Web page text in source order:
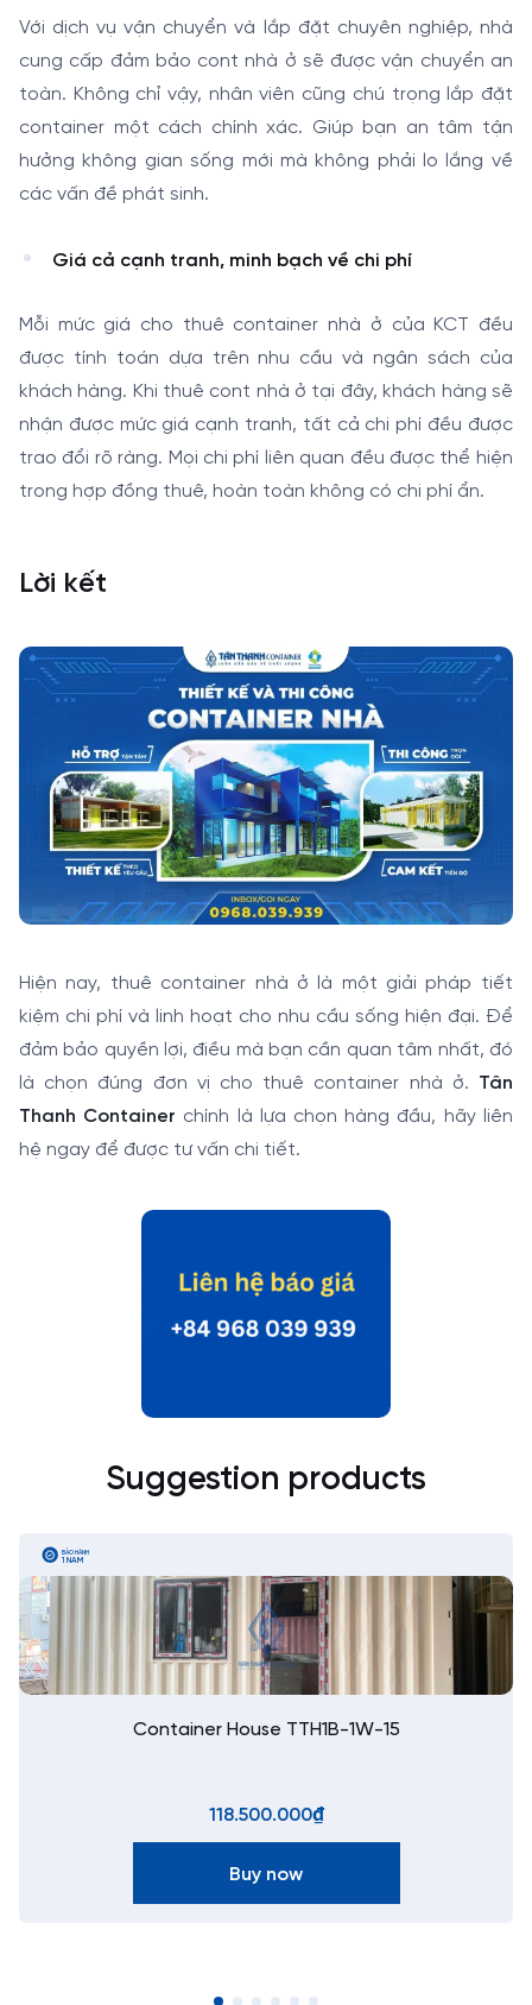
Với dịch vụ vận chuyển và lắp đặt chuyên nghiệp, nhà
cung cấp đảm bảo cont nhà ở sẽ được vận chuyển an
toàn. Không chỉ vậy, nhân viên cũng chú trọng lắp đặt
container một cách chính xác. Giúp bạn an tâm tận
hưởng không gian sống mới mà không phải lo lắng về
các vấn đề phát sinh.
Giá cả cạnh tranh, minh bạch về chi phí
Mỗi mức giá cho thuê container nhà ở của KCT đều
được tính toán dựa trên nhu cầu và ngân sách của
khách hàng. Khi thuê cont nhà ở tại đây, khách hàng sẽ
nhận được mức giá cạnh tranh, tất cả chi phí đều được
trao đổi rõ ràng. Mọi chi phí liên quan đều được thể hiện
trong hợp đồng thuê, hoàn toàn không có chi phí ẩn.
Lời kết
Hiện nay, thuê container nhà ở là một giải pháp tiết
kiệm chi phí và linh hoạt cho nhu cầu sống hiện đại. Để
đảm bảo quyền lợi, điều mà bạn cần quan tâm nhất, đó
là chọn đúng đơn vị cho thuê container nhà ở. Tân
Thanh Container chính là lựa chọn hàng đầu, hãy liên
hệ ngay để được tư vấn chi tiết.
Suggestion products
Container House TTH2B-1W-45
Contact
Request a quotation